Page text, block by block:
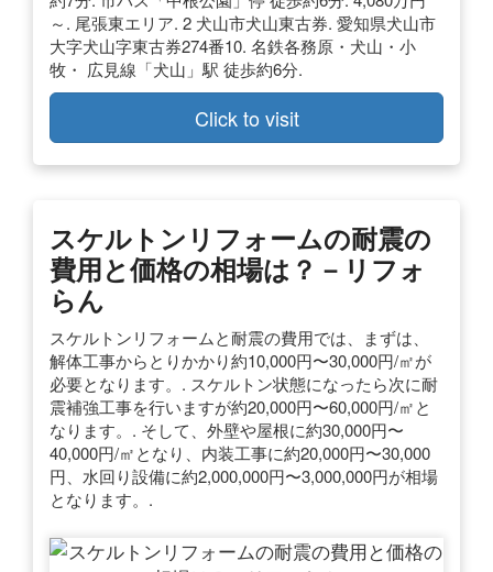
～. 尾張東エリア. 2 犬山市犬山東古券. 愛知県犬山市
大字犬山字東古券274番10. 名鉄各務原・犬山・小
牧・ 広見線「犬山」駅 徒歩約6分.
Click to visit
スケルトンリフォームの耐震の
費用と価格の相場は？－リフォ
らん
スケルトンリフォームと耐震の費用では、まずは、
解体工事からとりかかり約10,000円〜30,000円/㎡が
必要となります。. スケルトン状態になったら次に耐
震補強工事を行いますが約20,000円〜60,000円/㎡と
なります。. そして、外壁や屋根に約30,000円〜
40,000円/㎡となり、内装工事に約20,000円〜30,000
円、水回り設備に約2,000,000円〜3,000,000円が相場
となります。.